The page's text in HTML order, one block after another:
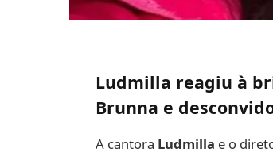
Ludmilla reagiu à
Brunna e
A cantora Ludmilla e o